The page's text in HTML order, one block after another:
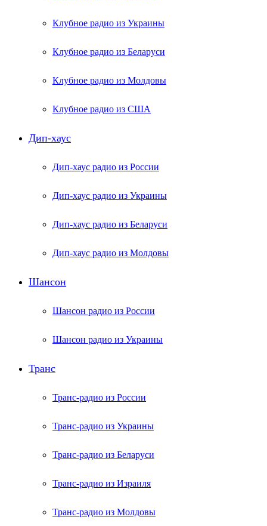
Клубное радио из Украины
Клубное радио из Беларуси
Клубное радио из Молдовы
Клубное радио из США
Дип-хаус
Дип-хаус радио из России
Дип-хаус радио из Украины
Дип-хаус радио из Беларуси
Дип-хаус радио из Молдовы
Шансон
Шансон радио из России
Шансон радио из Украины
Транс
Транс-радио из России
Транс-радио из Украины
Транс-радио из Беларуси
Транс-радио из Израиля
Транс-радио из Молдовы